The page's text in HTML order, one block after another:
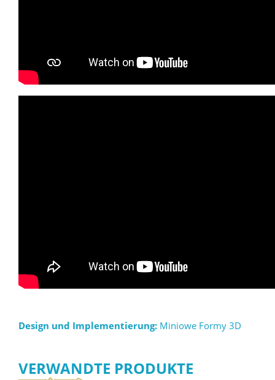
Design und Implementierung: Miniowe Formy 3D
VERWANDTE PRODUKTE